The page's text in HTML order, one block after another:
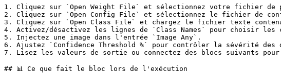
1. Cliquez sur `Open Weight File` et sélectionnez votre fichier de
2. Cliquez sur `Open Config File` et sélectionnez le fichier de
3. Cliquez sur `Open Class File` et chargez le fichier texte
4. Activez/désactivez les lignes de `Class Names` pour choisir les
5. Injectez une image dans l'entrée `Image Any`.
6. Ajustez `Confidence Threshold %` pour contrôler la sévérité des
7. Lisez les valeurs de sortie ou connectez des blocs suivants
## 📊 Ce que fait le bloc lors de l'exécution